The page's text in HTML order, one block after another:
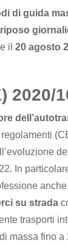
di guida
il 20 agosto
2020/
In
su strada
trasporti
massa fino a